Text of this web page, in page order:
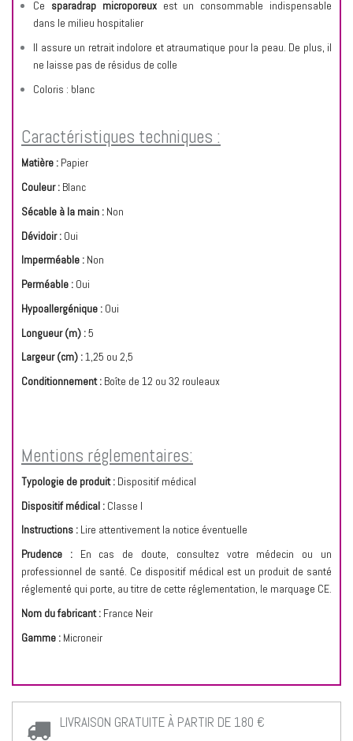
Ce sparadrap microporeuxest un consommable indispensable
dans le milieu hospitalier
Il assure un retrait indolore et atraumatique pour la peau. De plus, il
ne laisse pas de résidus de colle
Coloris : blanc
Caractéristiques techniques :
Matière : Papier
Couleur : Blanc
Sécable à la main : Non
Dévidoir : Oui
Imperméable : Non
Perméable : Oui
Hypoallergénique : Oui
Longueur (m) :5
Largeur (cm) :1,25 ou 2,5
Conditionnement : Boîte de 12 ou 32 rouleaux
Mentions réglementaires:
Typologie de produit : Dispositif médical
Dispositif médical : Classe I
Instructions : Lire attentivement la notice éventuelle
Prudence :En cas de doute, consultez votre médecin ou un
professionnel de santé. Ce dispositif médical est un produit de santé
réglementé qui porte, au titre de cette réglementation, le marquage CE.
Nom du fabricant : France Neir
Gamme : Microneir
LIVRAISON GRATUITE À PARTIR DE 180 €